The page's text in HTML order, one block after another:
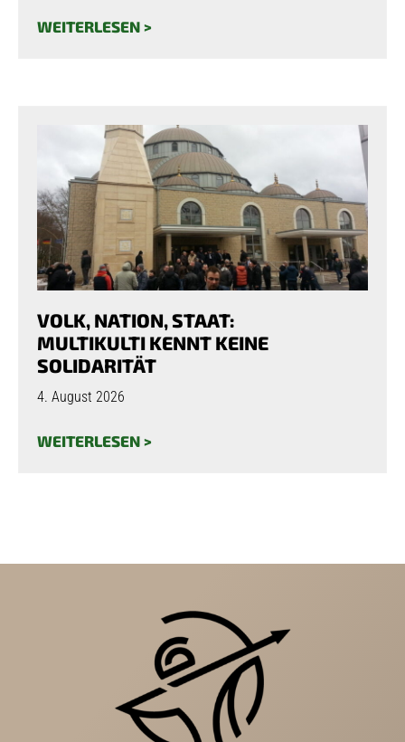
WEITERLESEN >
VOLK, NATION, STAAT:
MULTIKULTI KENNT KEINE
SOLIDARITÄT
4. August 2026
WEITERLESEN >